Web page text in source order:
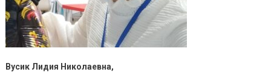
Вусик Лидия Николаевна,